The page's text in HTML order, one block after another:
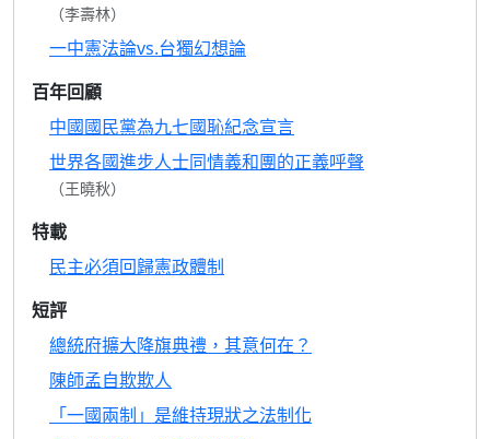
（李壽林）
一中憲法論vs.台獨幻想論
百年回顧
中國國民黨為九七國恥紀念宣言
世界各國進步人士同情義和團的正義呼聲
（王曉秋）
特載
民主必須回歸憲政體制
短評
總統府擴大降旗典禮，其意何在？
陳師孟自欺欺人
「一國兩制」是維持現狀之法制化